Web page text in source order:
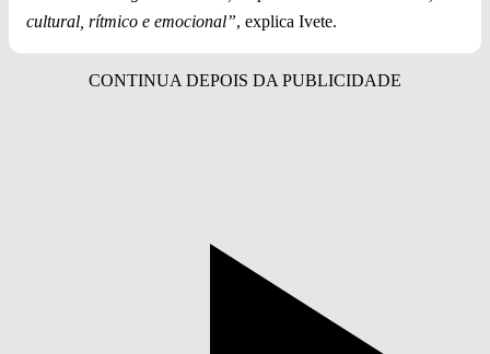
cultural, rítmico e emocional”, explica Ivete.